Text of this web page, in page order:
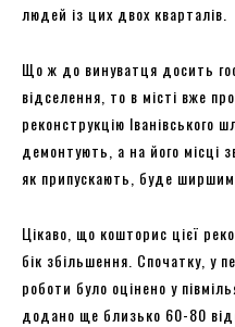
людей із цих двох кварталів.
Що ж до винуватця досить
відселення, то в місті вже
реконструкцію Іванівського
демонтують, а на його місці
як припускають, буде
Цікаво, що кошторис цієї
бік збільшення. Спочатку, у
роботи було оцінено у
додано ще близько 60-80